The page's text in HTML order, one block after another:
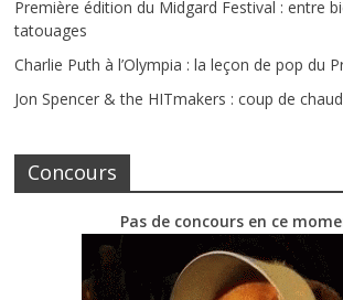
Première édition du Midgard Festival : entre
tatouages
Charlie Puth à l’Olympia : la leçon de pop du
Jon Spencer & the HITmakers : coup de
Concours
Pas de concours en ce